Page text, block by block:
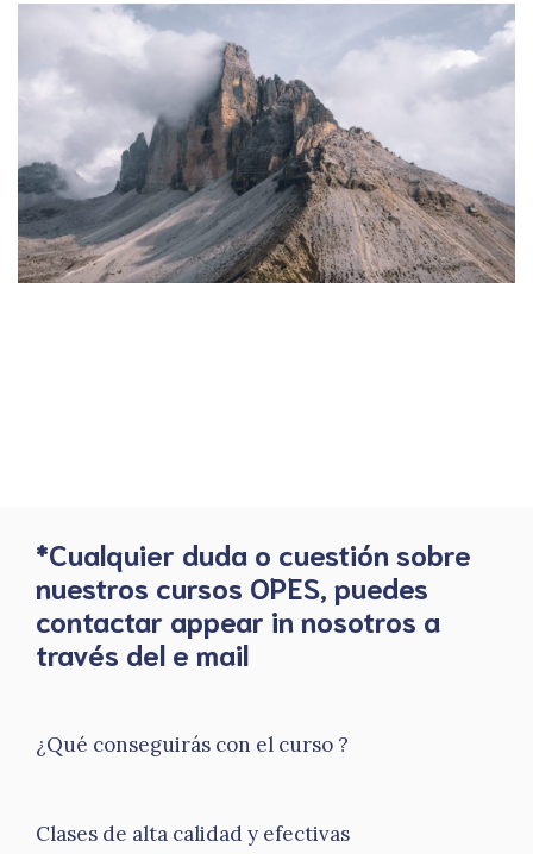
*Cualquier duda o cuestión sobre
nuestros cursos OPES, puedes
contactar appear in nosotros a
través del e mail
¿Qué conseguirás con el curso ?
Clases de alta calidad y efectivas